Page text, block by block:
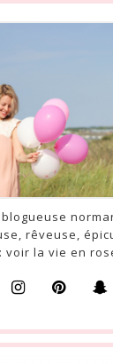
rêveuse,
voir la vie en